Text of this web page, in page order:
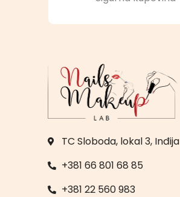
TC Sloboda, lokal 3, Inđija
+381 66 801 68 85
+381 22 560 983